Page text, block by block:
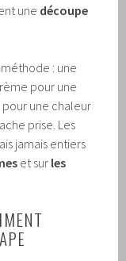
une découpe
méthode : une
pour une
une chaleur
prise. Les
jamais entiers
et sur les